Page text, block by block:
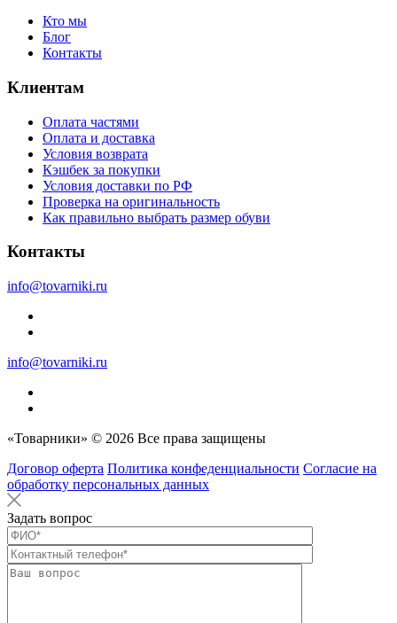
Кто мы
Блог
Контакты
Клиентам
Оплата частями
Оплата и доставка
Условия возврата
Кэшбек за покупки
Условия доставки по РФ
Проверка на оригинальность
Как правильно выбрать размер обуви
Контакты
info@tovarniki.ru
info@tovarniki.ru
«Товарники» © 2026 Все права защищены
Договор оферта Политика конфеденциальности Согласие на
обработку персональных данных
Задать вопрос